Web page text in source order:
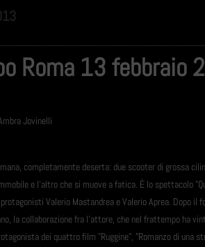
Roma 13 febbraio
Jovinelli
completamente deserta: due scooter di grossa
e l'altro che si muove a fatica. È lo spettacolo
Valerio Mastandrea e Valerio Aprea. Dopo il
la collaborazione fra l'attore, che nel frattempo ha
dei quattro film "Ruggine", "Romanzo di una